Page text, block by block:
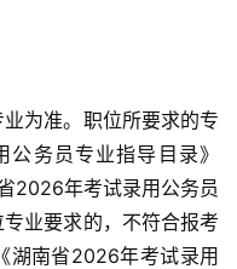
为准。职位所要求的专
务员专业指导目录》
2026年考试录用公务员
业要求的，不符合报考
湖南省2026年考试录用